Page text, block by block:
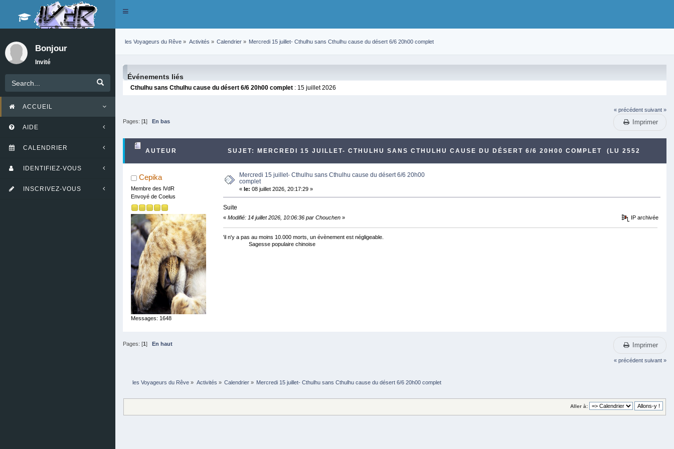
Toggle
Bonjour
Invité
ACCUEIL
AIDE
CALENDRIER
IDENTIFIEZ-VOUS
INSCRIVEZ-VOUS
les Voyageurs du Rêve » Activités » Calendrier» Mercredi 15 juillet- Cthulhu sans Cthulhu cause du désert 6/6 20h00 complet
Événements liés
Cthulhu sans Cthulhu cause du désert 6/6 20h00 complet : 15 juillet 2026
« précédent suivant »
Imprimer
Pages: [1] En bas
AUTEUR SUJET: MERCREDI 15 JUILLET- CTHULHU SANS CTHULHU CAUSE DU DÉSERT 6/6 20H00 COMPLET (LU 2552
FOIS)
Cepika
Membre des lVdR
Envoyé de Coelus
Messages: 1648
Mercredi 15 juillet- Cthulhu sans Cthulhu cause du désert 6/6 20h00
complet
« le: 08 juillet 2026, 20:17:29 »
Suite
« Modifié: 14 juillet 2026, 10:06:36 par Chouchen» IP archivée
'il n'y a pas au moins 10.000 morts, un évènement est négligeable.
Sagesse populaire chinoise
Imprimer
Pages: [1 ] En haut
« précédent suivant »
les Voyageurs du Rêve » Activités » Calendrier» Mercredi 15 juillet- Cthulhu sans Cthulhu cause du désert 6/6 20h00 complet
Aller à: